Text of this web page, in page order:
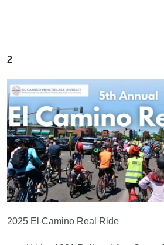
2
2025 El Camino Real Ride